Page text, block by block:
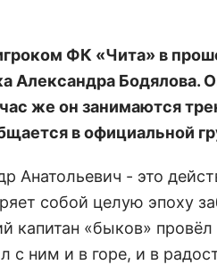
ФК «Чита» в
Александра Бодялова.
же он занимаются
в официальной
Анатольевич - это
собой целую эпоху
капитан «быков»
с ним и в горе, и в